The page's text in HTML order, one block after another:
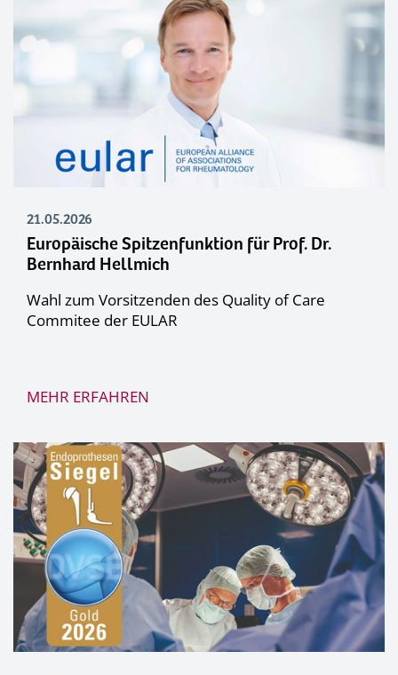
21.05.2026
Europäische Spitzenfunktion für Prof. Dr.
Bernhard Hellmich
Wahl zum Vorsitzenden des Quality of Care
Commitee der EULAR
MEHR ERFAHREN